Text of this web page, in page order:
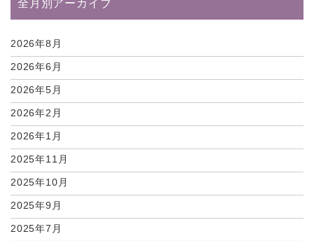
全月別アーカイブ
2026年8月
2026年6月
2026年5月
2026年2月
2026年1月
2025年11月
2025年10月
2025年9月
2025年7月